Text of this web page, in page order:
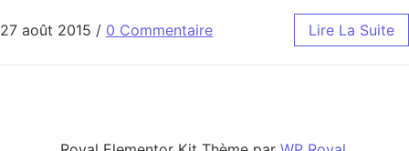
27 août 2015 / 0 Commentaire Lire La Suite